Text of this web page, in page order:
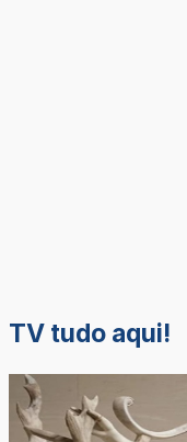
TV tudo aqui!